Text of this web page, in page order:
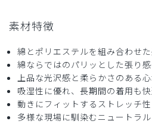
素材特徴
綿とポリエステルを組み合わせ
綿ならではのパリッとした張り
上品な光沢感と柔らかさのある
吸湿性に優れ、長期間の着用も
動きにフィットするストレッチ性
多様な現場に馴染むニュートラ